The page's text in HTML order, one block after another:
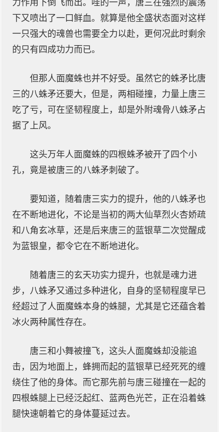
力作用下倒飞而出。哇的一声，唐三在强烈的震荡
下又喷出了一口鲜血。就算是他全盛状态面对这样
一只强大的魂兽也需要全力以赴，更何况此时剩余
的只有四成功力而已。
但那人面魔蛛也并不好受。虽然它的蛛矛比唐
三的八蛛矛还要大，但是，两相碰撞，力量上唐三
吃了亏，可在坚韧程度上，却是外附魂骨八蛛矛占
据了上风。
这头万年人面魔蛛的四根蛛矛被开了四个小
孔，竟是被唐三的八蛛矛刺破了。
要知道，随着唐三实力的提升，他的八蛛矛也
在不断地进化，不论是当初的两大仙草烈火杏娇疏
和八角玄冰草，还是后来唐三的蓝银草二次觉醒成
为蓝银皇，都令它在不断地进化。
随着唐三的玄天功实力提升，也就是魂力进
步，八蛛矛又通过多种进化，自身的坚韧程度早已
经超过了人面魔蛛本身的蛛腿，尤其是它还蕴含着
冰火两种属性存在。
唐三和小舞被撞飞，这头人面魔蛛却没能追
击，因为地面上，蜂拥而起的蓝银草已经死死的缠
绕住了他的身体。而它那先前与唐三碰撞在一起的
四根蛛腿上已经泛起红、蓝两色光芒，正在沿着蛛
腿快速朝着它的身体蔓延过去。